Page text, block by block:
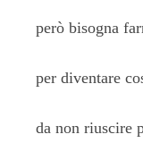
però bisogna
per diventare
da non riuscire